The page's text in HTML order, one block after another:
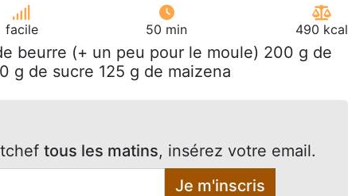
facile 50 min 490 kcal
beurre (+ un peu pour le moule) 200 g de
g de sucre 125 g de maizena
tous les matins, insérez votre email.
Je m'inscris